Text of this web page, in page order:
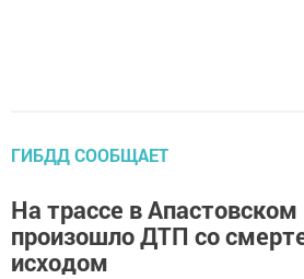
ГИБДД СООБЩАЕТ
На трассе в Апастовском
произошло ДТП со
исходом